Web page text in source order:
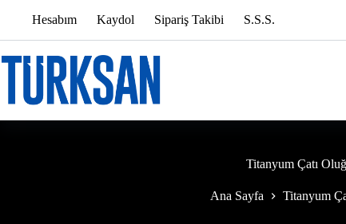
Hesabım Kaydol Sipariş Takibi S.S.S.
Titanyum Çatı
Ana Sayfa Titanyum